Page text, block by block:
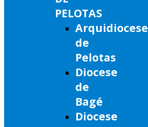
PELOTAS
Arquidiocese
de
Pelotas
Diocese
de
Bagé
Diocese